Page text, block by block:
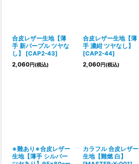
合皮レザー生地【薄
手 新パープル ツヤな
し】
[CAP2-43]
2,060円(税込)
合皮レザー生地【薄
手 濃紺 ツヤなし】
[CAP2-44]
2,060円(税込)
※難あり※合皮レザー
生地【薄手 シルバー
カラフル 合皮レザー
生地【難燃 白】